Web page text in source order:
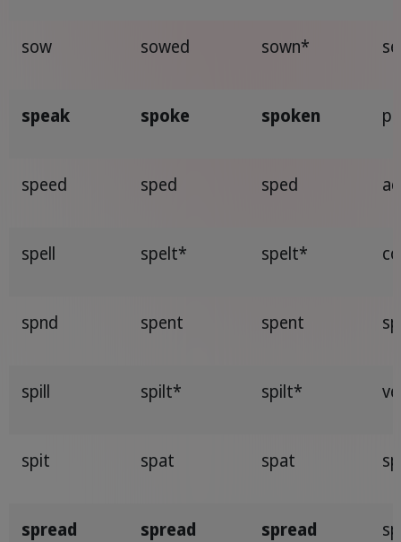
sow sowed sown*
speak spoke spoken
speed sped sped
spell spelt* spelt*
spnd spent spent
spill spilt* spilt*
spit spat spat
spread spread spread